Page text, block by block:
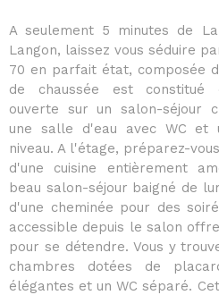
A seulement 5 minutes de
Langon, laissez vous séduire
70 en parfait état, composée
de chaussée est constitué
ouverte sur un salon-séjour
une salle d'eau avec WC et
niveau. A l'étage, préparez-
d'une cuisine entièrement
beau salon-séjour baigné de
d'une cheminée pour des
accessible depuis le salon
pour se détendre. Vous y
chambres dotées de
élégantes et un WC séparé.